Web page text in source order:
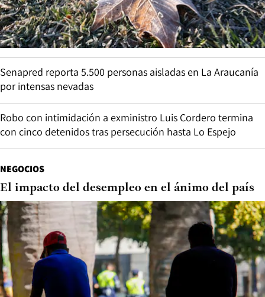
Senapred reporta 5.500 personas aisladas en La Araucanía
por intensas nevadas
Robo con intimidación a exministro Luis Cordero termina
con cinco detenidos tras persecución hasta Lo Espejo
NEGOCIOS
El impacto del desempleo en el ánimo del país